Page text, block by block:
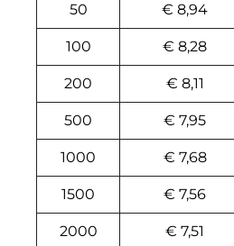
50 € 8,94
100 € 8,28
200 € 8,11
500 € 7,95
1000 € 7,68
1500 € 7,56
2000 € 7,51